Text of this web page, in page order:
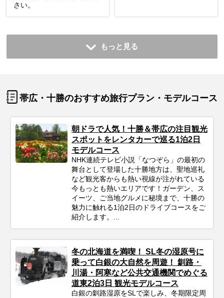
さい。
もっと見る
帯広・十勝のおすすめ旅行プラン・モデルコース
朝ドラで人気！十勝＆帯広の注目観光
スポットをレンタカーで巡る1泊2日
モデルコース
NHK連続テレビ小説「なつぞら」の最初の
舞台として登場した十勝地方は、聖地巡礼
など観光客からも熱い視線が注がれている
今もっとも熱いエリアです！ガーデン、ス
イーツ、ご当地グルメに秘境まで、十勝の
魅力に触れる1泊2日のドライブコースをご
紹介します。...
冬の北海道を満喫！ SL冬の湿原号に
乗って白銀の大自然を周遊！ 釧路・
川湯・阿寒など公共交通機関でめぐる
道東2泊3日 観光モデルコース
白銀の釧路湿原をSLで楽しみ、冬期限定周